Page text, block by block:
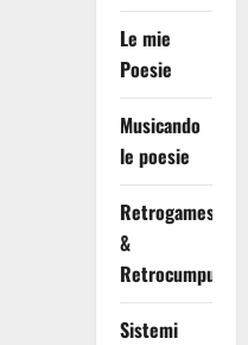
Le mie
Poesie
Musicando
le poesie
Retrogames
&
Retrocumputing
Sistemi